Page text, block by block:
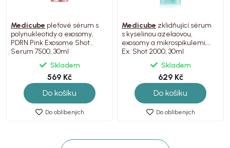
Medicube pleťové sérum s
polynukleotidy a exosomy,
PDRN Pink Exosome Shot
Serum 7500, 30ml
Skladem
569 Kč
Do košíku
Do oblíbených
Medicube zklidňující sérum
s kyselinou azelaovou,
exosomy a mikrospikulemi,
Ex. Shot 2000, 30ml
Skladem
629 Kč
Do košíku
Do oblíbených